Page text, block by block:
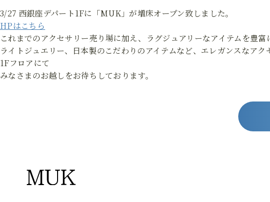
3/27 西銀座デパート1Fに「MUK」が増床オープン致しました。
HPはこちら
これまでのアクセサリー売り場に加え、ラグジュアリーなアイテムを豊富
ライトジュエリー、日本製のこだわりのアイテムなど、エレガンスなアク
1Fフロアにて
みなさまのお越しをお待ちしております。